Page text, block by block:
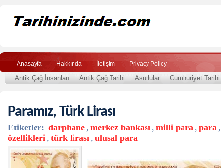
Anasayfa Hakkında İletişim Privacy Policy
Antik Çağ İnsanları Antik Çağ Tarihi Asurlular Cumhuriyet Tarihi
Paramız, Türk Lirası
Etiketler: darphane , merkez bankası , milli para , para ,
özellikleri , türk lirası , ulusal para